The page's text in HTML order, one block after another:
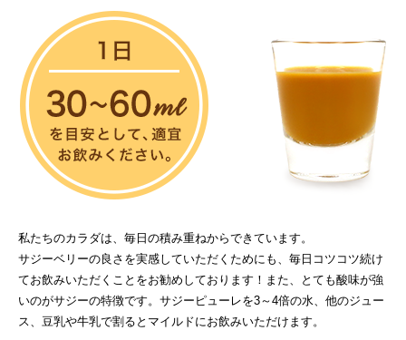
How to drink saji
私たちのカラダは、毎日の積み重ねからできています。
サジーベリーの良さを実感していただくためにも、毎日コツコツ続け
てお飲みいただくことをお勧めしております！また、とても酸味が強
いのがサジーの特徴です。サジーピューレを3～4倍の水、他のジュー
ス、豆乳や牛乳で割るとマイルドにお飲みいただけます。